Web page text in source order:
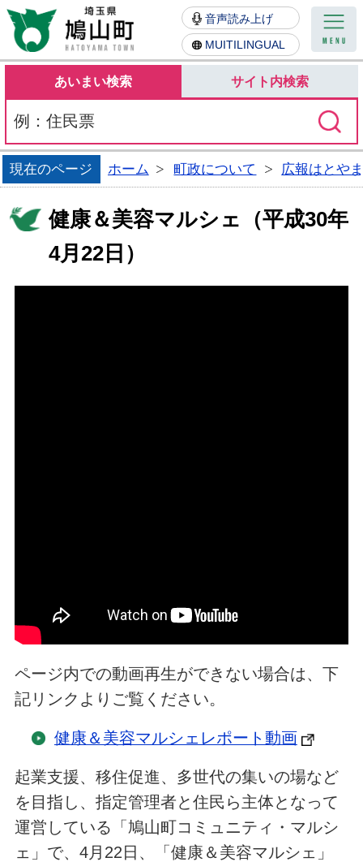
鳩山町
音声読み上げ
MUITILINGUAL
あいまい検索 サイト内検索
現在のページ ホーム 町政について 広報はとや
健康＆美容マルシェ（平成30年
4月22日）
ページ内での動画再生ができない場合は、下
記リンクよりご覧ください。
健康＆美容マルシェレポート動画
起業支援、移住促進、多世代の集いの場など
を目指し、指定管理者と住民ら主体となって
運営している「鳩山町コミュニティ・マルシ
ェ」で、4月22日、「健康＆美容マルシェ」